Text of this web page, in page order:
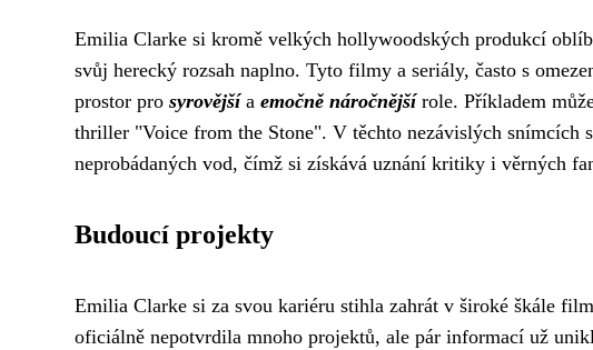
Emilia Clarke si kromě velkých hollywoodských produkcí
svůj herecký rozsah naplno. Tyto filmy a seriály, často s
prostor pro syrovějšía emočně náročnějšírole. Příkladem
thriller "Voice from the Stone". V těchto nezávislých snímcích
neprobádaných vod, čímž si získává uznání kritiky i věrných
Budoucí projekty
Emilia Clarke si za svou kariéru stihla zahrát v široké škále
oficiálně nepotvrdila mnoho projektů, ale pár informací už